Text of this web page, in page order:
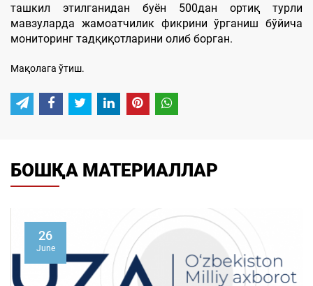
ташкил этилганидан буён 500дан ортиқ турли
мавзуларда жамоатчилик фикрини ўрганиш бўйича
мониторинг тадқиқотларини олиб борган.
Мақолага ўтиш.
БОШҚА МАТЕРИАЛЛАР
26
June